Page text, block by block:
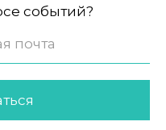
событий?